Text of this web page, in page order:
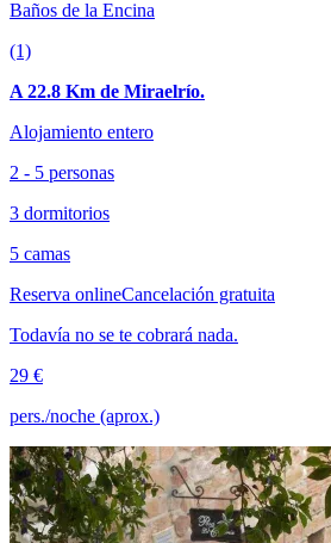
Baños de la Encina
(1)
A 22.8 Km de Miraelrío.
Alojamiento entero
2 - 5 personas
3 dormitorios
5 camas
Reserva onlineCancelación gratuita
Todavía no se te cobrará nada.
29 €
pers./noche (aprox.)